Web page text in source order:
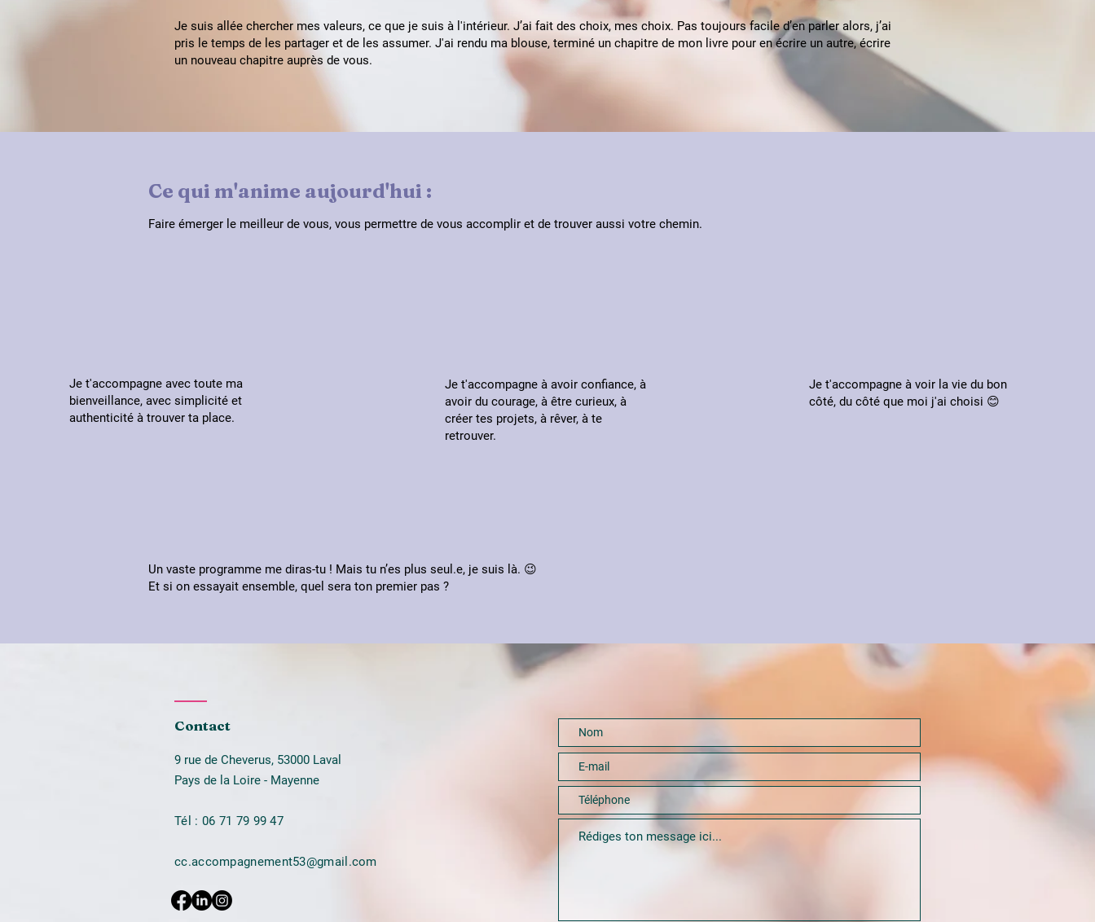
Je suis allée chercher mes valeurs, ce que je suis à l'intérieur. J’ai fait des choix, mes choix. Pas toujours facile d’en parler alors, j’ai
pris le temps de les partager et de les assumer. J'ai rendu ma blouse, terminé un chapitre de mon livre pour en écrire un autre, écrire
un nouveau chapitre auprès de vous.
Ce qui m'anime aujourd'hui :
Faire émerger le meilleur de vous, vous permettre de vous accomplir et de trouver aussi votre chemin.
Je t'accompagne avec toute ma
bienveillance, avec simplicité et
authenticité à trouver ta place.
Je t'accompagne à avoir confiance, à
avoir du courage, à être curieux, à
créer tes projets, à rêver, à te
retrouver.
Je t'accompagne à voir la vie du bon
côté, du côté que moi j'ai choisi 😊
Un vaste programme me diras-tu ! Mais tu n’es plus seul.e, je suis là. 😉
Et si on essayait ensemble, quel sera ton premier pas ?
Contact
9 rue de Cheverus, 53000 Laval
Pays de la Loire - Mayenne
Tél : 06 71 79 99 47
cc.accompagnement53@gmail.com